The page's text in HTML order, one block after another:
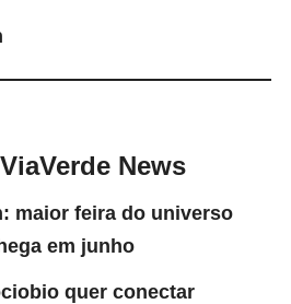
News
maior feira do universo
em junho
quer conectar